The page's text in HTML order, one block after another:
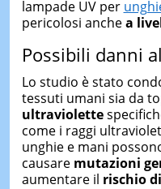
lampade UV per
pericolosi anchea
Possibili danni
Lo studio è stato
tessuti umani sia da
ultraviolette
come i raggi
unghie e mani
causare mutazioni
aumentare il rischio